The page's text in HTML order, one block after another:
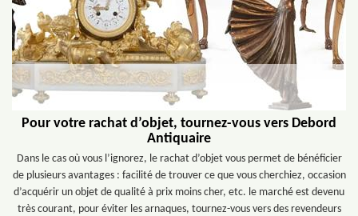
Pour votre rachat d’objet, tournez-vous vers Debord
Antiquaire
Dans le cas où vous l’ignorez, le rachat d’objet vous permet de bénéficier
de plusieurs avantages : facilité de trouver ce que vous cherchiez, occasion
d’acquérir un objet de qualité à prix moins cher, etc. le marché est devenu
très courant, pour éviter les arnaques, tournez-vous vers des revendeurs